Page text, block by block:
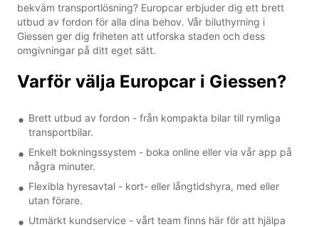
bekväm transportlösning? Europcar erbjuder dig ett brett
utbud av fordon för alla dina behov. Vår biluthyrning i
Giessen ger dig friheten att utforska staden och dess
omgivningar på ditt eget sätt.
Varför välja Europcar i Giessen?
Brett utbud av fordon - från kompakta bilar till rymliga
transportbilar.
Enkelt bokningssystem - boka online eller via vår app på
några minuter.
Flexibla hyresavtal - kort- eller långtidshyra, med eller
utan förare.
Utmärkt kundservice - vårt team finns här för att hjälpa